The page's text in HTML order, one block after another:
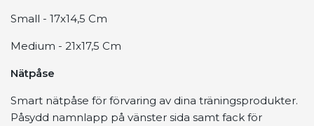
Small - 17x14,5 Cm
Medium - 21x17,5 Cm
Nätpåse
Smart nätpåse för förvaring av dina träningsprodukter.
Påsydd namnlapp på vänster sida samt fack för